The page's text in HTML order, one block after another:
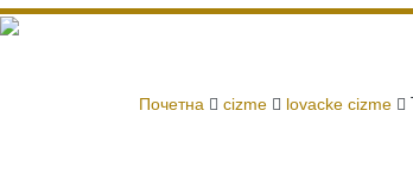
Почетна cizme lovacke cizme